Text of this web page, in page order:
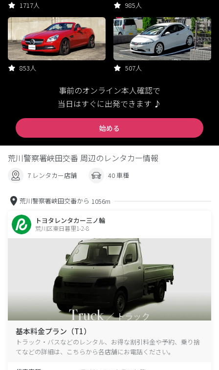
1717人 985人
853人 507人
事前のオンライン本人確認で
当日はすぐに出発できます ♪
始める
荒川警察署峡田交番 周辺のレンタカー情報
7 レンタカー店舗 40 車種
荒川警察署峡田交番から 1056m
トヨタレンタカー三ノ輪
荒川区東日暮里1-2-8
基本料金プラン（T1）
トラック・バスなどのレンタル、お得な割引料金や予約、乗り捨
てなどの詳細は、こちらから各店舗にお電話ください。